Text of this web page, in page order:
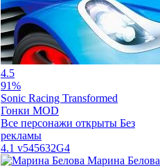
4.5
91%
Sonic Racing Transformed
Гонки MOD
Все персонажи открыты Без
рекламы
4.1 v545632G4
Марина Белова